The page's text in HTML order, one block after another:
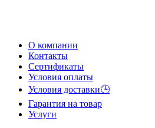
О компании
Контакты
Сертификаты
Условия оплаты
Условия доставки🕒
Гарантия на товар
Услуги